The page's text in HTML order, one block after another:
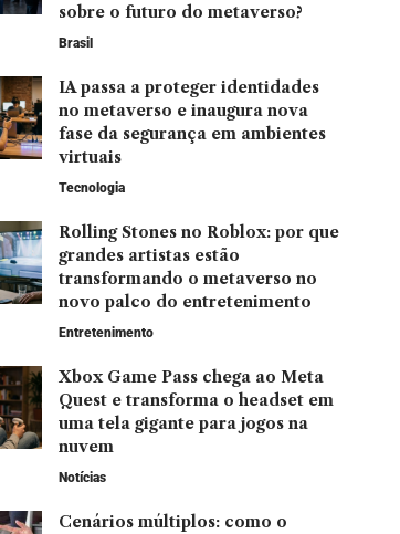
sobre o futuro do metaverso?
Brasil
IA passa a proteger identidades
no metaverso e inaugura nova
fase da segurança em ambientes
virtuais
Tecnologia
Rolling Stones no Roblox: por que
grandes artistas estão
transformando o metaverso no
novo palco do entretenimento
Entretenimento
Xbox Game Pass chega ao Meta
Quest e transforma o headset em
uma tela gigante para jogos na
nuvem
Notícias
Cenários múltiplos: como o